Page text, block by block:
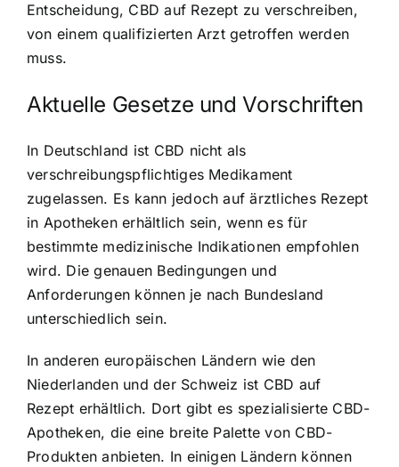
Entscheidung, CBD auf Rezept zu verschreiben,
von einem qualifizierten Arzt getroffen werden
muss.
Aktuelle Gesetze und Vorschriften
In Deutschland ist CBD nicht als
verschreibungspflichtiges Medikament
zugelassen. Es kann jedoch auf ärztliches Rezept
in Apotheken erhältlich sein, wenn es für
bestimmte medizinische Indikationen empfohlen
wird. Die genauen Bedingungen und
Anforderungen können je nach Bundesland
unterschiedlich sein.
In anderen europäischen Ländern wie den
Niederlanden und der Schweiz ist CBD auf
Rezept erhältlich. Dort gibt es spezialisierte CBD-
Apotheken, die eine breite Palette von CBD-
Produkten anbieten. In einigen Ländern können